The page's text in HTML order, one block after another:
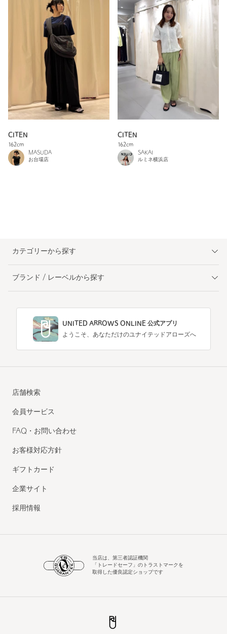
CITEN
162cm
MASUDA
お台場店
CITEN
162cm
SAKAI
ルミネ横浜店
カテゴリーから探す
ブランド / レーベルから探す
UNITED ARROWS ONLINE 公式アプリ
ようこそ、あなただけのユナイテッドアローズへ
店舗検索
会員サービス
FAQ・お問い合わせ
お客様対応方針
ギフトカード
企業サイト
採用情報
当店は、第三者認証機関
「トレードセーフ」のトラストマークを
取得した優良認定ショップです